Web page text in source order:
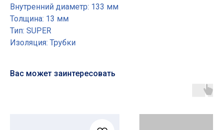
Внутренний диаметр: 133 мм
Толщина: 13 мм
Тип: SUPER
Изоляция: Трубки
Вас может заинтересовать